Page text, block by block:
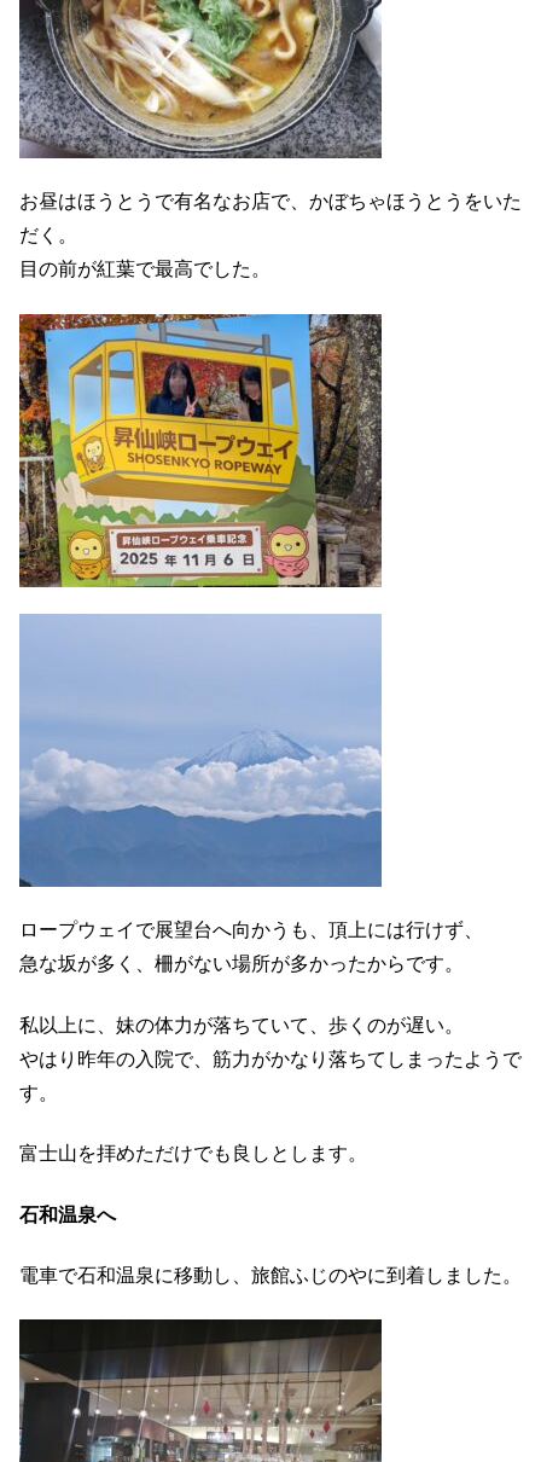
お昼はほうとうで有名なお店で、かぼちゃほうとうをいた
だく。
目の前が紅葉で最高でした。
ロープウェイで展望台へ向かうも、頂上には行けず、
急な坂が多く、柵がない場所が多かったからです。
私以上に、妹の体力が落ちていて、歩くのが遅い。
やはり昨年の入院で、筋力がかなり落ちてしまったようで
す。
富士山を拝めただけでも良しとします。
石和温泉へ
電車で石和温泉に移動し、旅館ふじのやに到着しました。